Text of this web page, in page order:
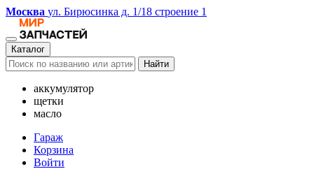
Москва ул. Бирюсинка д. 1/18 строение 1
Каталог
Найти
аккумулятор
щетки
масло
Гараж
Корзина
Войти